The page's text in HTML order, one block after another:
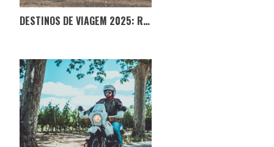
DESTINOS DE VIAGEM 2025: ROADTRIPS E AVENTURAS PARA BONS RAPAZES